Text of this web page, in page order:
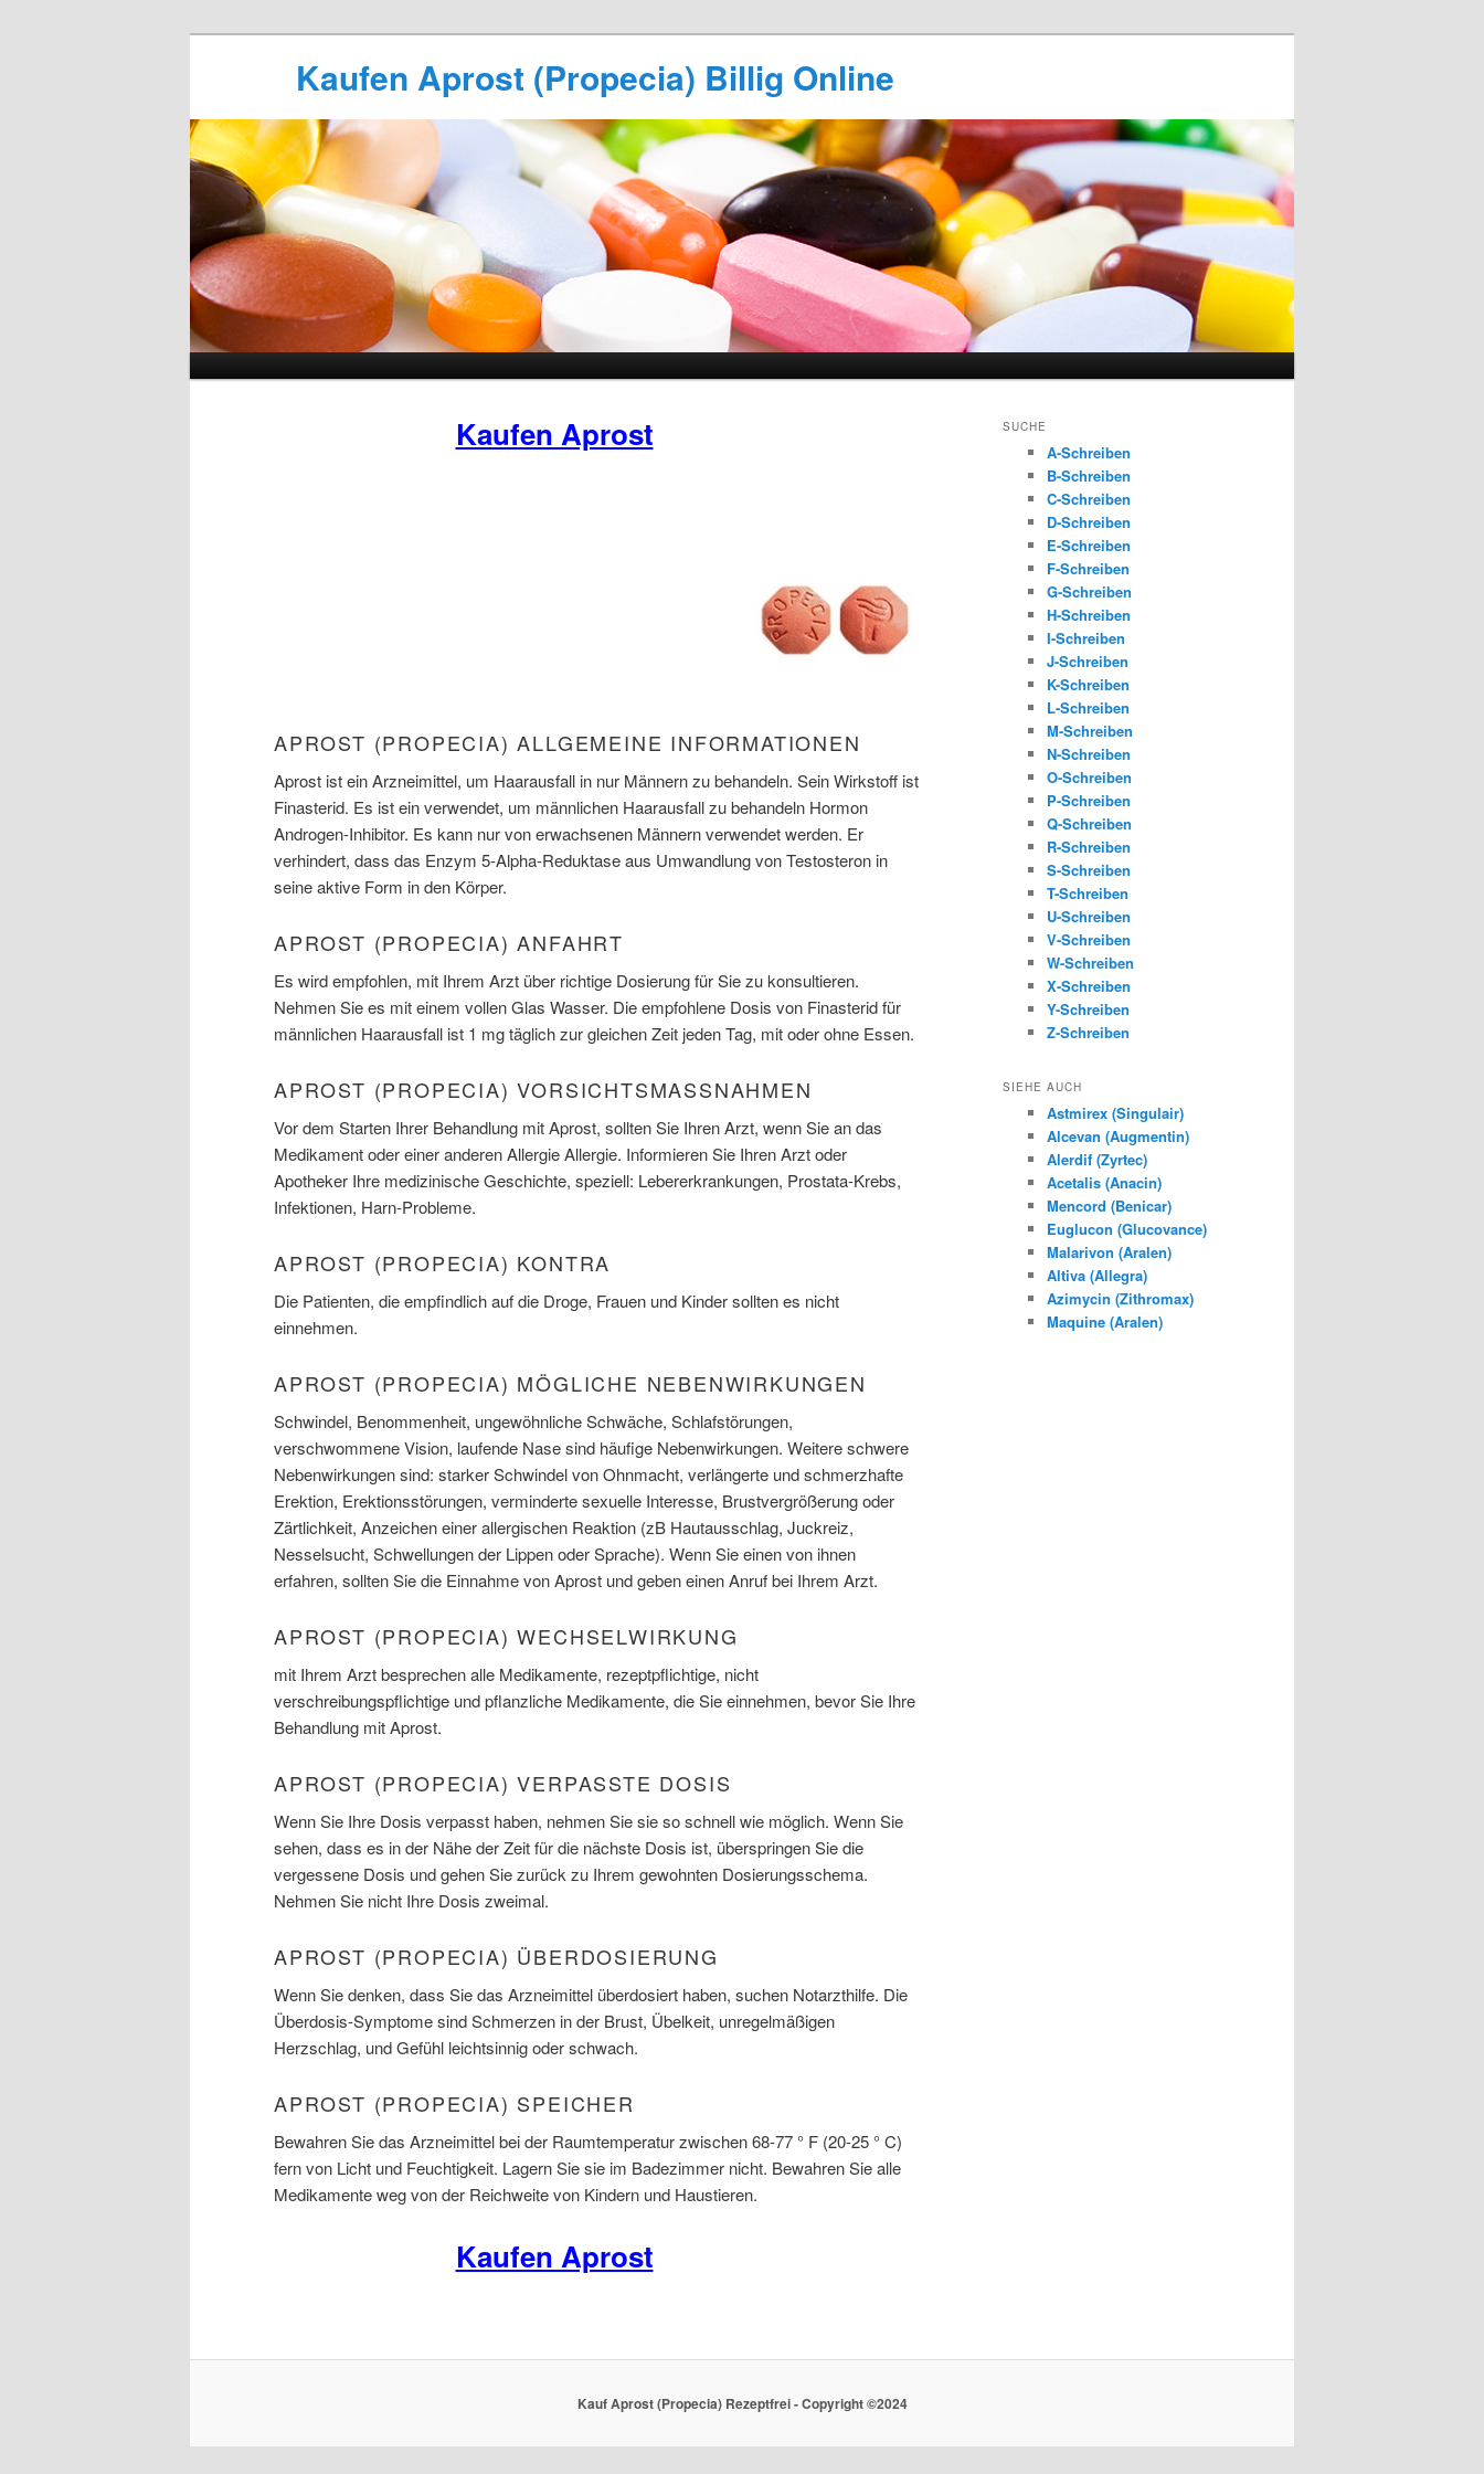
Kaufen Aprost (Propecia) Billig Online
Kaufen Aprost
APROST (PROPECIA) ALLGEMEINE INFORMATIONEN
Aprost ist ein Arzneimittel, um Haarausfall in nur Männern zu behandeln. Sein Wirkstoff ist
Finasterid. Es ist ein verwendet, um männlichen Haarausfall zu behandeln Hormon
Androgen-Inhibitor. Es kann nur von erwachsenen Männern verwendet werden. Er
verhindert, dass das Enzym 5-Alpha-Reduktase aus Umwandlung von Testosteron in
seine aktive Form in den Körper.
APROST (PROPECIA) ANFAHRT
Es wird empfohlen, mit Ihrem Arzt über richtige Dosierung für Sie zu konsultieren.
Nehmen Sie es mit einem vollen Glas Wasser. Die empfohlene Dosis von Finasterid für
männlichen Haarausfall ist 1 mg täglich zur gleichen Zeit jeden Tag, mit oder ohne Essen.
APROST (PROPECIA) VORSICHTSMASSNAHMEN
Vor dem Starten Ihrer Behandlung mit Aprost, sollten Sie Ihren Arzt, wenn Sie an das
Medikament oder einer anderen Allergie Allergie. Informieren Sie Ihren Arzt oder
Apotheker Ihre medizinische Geschichte, speziell: Lebererkrankungen, Prostata-Krebs,
Infektionen, Harn-Probleme.
APROST (PROPECIA) KONTRA
Die Patienten, die empfindlich auf die Droge, Frauen und Kinder sollten es nicht
einnehmen.
APROST (PROPECIA) MÖGLICHE NEBENWIRKUNGEN
Schwindel, Benommenheit, ungewöhnliche Schwäche, Schlafstörungen,
verschwommene Vision, laufende Nase sind häufige Nebenwirkungen. Weitere schwere
Nebenwirkungen sind: starker Schwindel von Ohnmacht, verlängerte und schmerzhafte
Erektion, Erektionsstörungen, verminderte sexuelle Interesse, Brustvergrößerung oder
Zärtlichkeit, Anzeichen einer allergischen Reaktion (zB Hautausschlag, Juckreiz,
Nesselsucht, Schwellungen der Lippen oder Sprache). Wenn Sie einen von ihnen
erfahren, sollten Sie die Einnahme von Aprost und geben einen Anruf bei Ihrem Arzt.
APROST (PROPECIA) WECHSELWIRKUNG
mit Ihrem Arzt besprechen alle Medikamente, rezeptpflichtige, nicht
verschreibungspflichtige und pflanzliche Medikamente, die Sie einnehmen, bevor Sie Ihre
Behandlung mit Aprost.
APROST (PROPECIA) VERPASSTE DOSIS
Wenn Sie Ihre Dosis verpasst haben, nehmen Sie sie so schnell wie möglich. Wenn Sie
sehen, dass es in der Nähe der Zeit für die nächste Dosis ist, überspringen Sie die
vergessene Dosis und gehen Sie zurück zu Ihrem gewohnten Dosierungsschema.
Nehmen Sie nicht Ihre Dosis zweimal.
APROST (PROPECIA) ÜBERDOSIERUNG
Wenn Sie denken, dass Sie das Arzneimittel überdosiert haben, suchen Notarzthilfe. Die
Überdosis-Symptome sind Schmerzen in der Brust, Übelkeit, unregelmäßigen
Herzschlag, und Gefühl leichtsinnig oder schwach.
APROST (PROPECIA) SPEICHER
Bewahren Sie das Arzneimittel bei der Raumtemperatur zwischen 68-77 ° F (20-25 ° C)
fern von Licht und Feuchtigkeit. Lagern Sie sie im Badezimmer nicht. Bewahren Sie alle
Medikamente weg von der Reichweite von Kindern und Haustieren.
Kaufen Aprost
SUCHE
A-Schreiben
B-Schreiben
C-Schreiben
D-Schreiben
E-Schreiben
F-Schreiben
G-Schreiben
H-Schreiben
I-Schreiben
J-Schreiben
K-Schreiben
L-Schreiben
M-Schreiben
N-Schreiben
O-Schreiben
P-Schreiben
Q-Schreiben
R-Schreiben
S-Schreiben
T-Schreiben
U-Schreiben
V-Schreiben
W-Schreiben
X-Schreiben
Y-Schreiben
Z-Schreiben
SIEHE AUCH
Astmirex (Singulair)
Alcevan (Augmentin)
Alerdif (Zyrtec)
Acetalis (Anacin)
Mencord (Benicar)
Euglucon (Glucovance)
Malarivon (Aralen)
Altiva (Allegra)
Azimycin (Zithromax)
Maquine (Aralen)
Kauf Aprost (Propecia) Rezeptfrei - Copyright ©2024